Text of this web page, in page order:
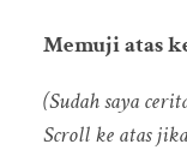
Memuji atas
(Sudah saya
Scroll ke atas